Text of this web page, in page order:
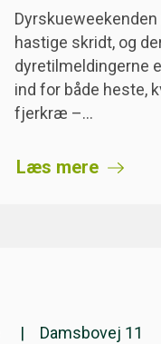
hastige skridt, og
dyretilmeldingerne
ind for både heste,
fjerkræ –…
Læs mere
Damsbovej 11